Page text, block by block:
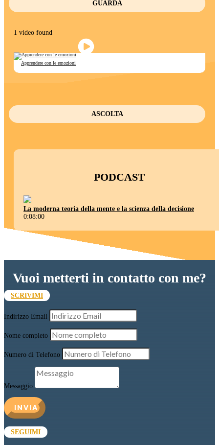
GUARDA
1 video found
Apprendere con le emozioni
ASCOLTA
PODCAST
La moderna teoria della mente e la scienza della decisione
0:08:00
Vuoi metterti in contatto con me?
SCRIVIMI
Indirizzo Email
Nome completo
Numero di Telefono
Messaggio
INVIA
SEGUIMI